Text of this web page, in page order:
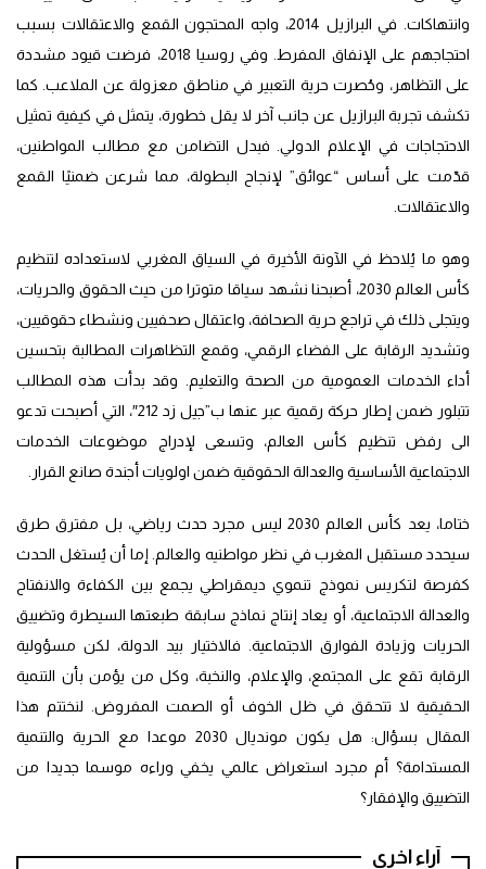
وانتهاكات. في البرازيل 2014، واجه المحتجون القمع والاعتقالات بسبب
احتجاجهم على الإنفاق المفرط. وفي روسيا 2018، فرضت قيود مشددة
على التظاهر، وحُصرت حرية التعبير في مناطق معزولة عن الملاعب. كما
تكشف تجربة البرازيل عن جانب آخر لا يقل خطورة، يتمثل في كيفية تمثيل
الاحتجاجات في الإعلام الدولي. فبدل التضامن مع مطالب المواطنين،
قدّمت على أساس “عوائق” لإنجاح البطولة، مما شرعن ضمنيًا القمع
والاعتقالات.
وهو ما يُلاحظ في الآونة الأخيرة في السياق المغربي لاستعداده لتنظيم
كأس العالم 2030، أصبحنا نشهد سياقا متوترا من حيث الحقوق والحريات،
ويتجلى ذلك في تراجع حرية الصحافة، واعتقال صحفيين ونشطاء حقوقيين،
وتشديد الرقابة على الفضاء الرقمي، وقمع التظاهرات المطالبة بتحسين
أداء الخدمات العمومية من الصحة والتعليم. وقد بدأت هذه المطالب
تتبلور ضمن إطار حركة رقمية عبر عنها ب”جيل زد 212″، التي أصبحت تدعو
الى رفض تنظيم كأس العالم، وتسعى لإدراج موضوعات الخدمات
الاجتماعية الأساسية والعدالة الحقوقية ضمن اولويات أجندة صانع القرار.
ختاما، يعد كأس العالم 2030 ليس مجرد حدث رياضي، بل مفترق طرق
سيحدد مستقبل المغرب في نظر مواطنيه والعالم. إما أن يُستغل الحدث
كفرصة لتكريس نموذج تنموي ديمقراطي يجمع بين الكفاءة والانفتاح
والعدالة الاجتماعية، أو يعاد إنتاج نماذج سابقة طبعتها السيطرة وتضييق
الحريات وزيادة الفوارق الاجتماعية. فالاختيار بيد الدولة، لكن مسؤولية
الرقابة تقع على المجتمع، والإعلام، والنخبة، وكل من يؤمن بأن التنمية
الحقيقية لا تتحقق في ظل الخوف أو الصمت المفروض. لنختتم هذا
المقال بسؤال: هل يكون مونديال 2030 موعدا مع الحرية والتنمية
المستدامة؟ أم مجرد استعراض عالمي يخفي وراءه موسما جديدا من
التضييق والإفقار؟
آراء اخرى